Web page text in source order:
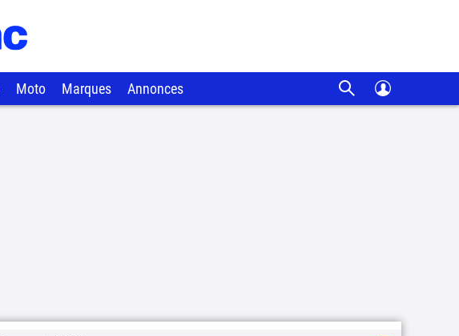
Moto Marques Annonces